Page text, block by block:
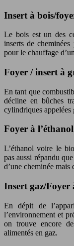
Insert à bois/
Le bois est un des
inserts de
pour le chauffage
Foyer / insert à
En tant que
décline en bûches
cylindriques appelées
Foyer à l’éthanol
L’éthanol voire le
pas aussi répandu
d’une cheminée
Insert gaz/Foyer
En dépit de
l’environnement et
on trouve encore
alimentés en gaz.